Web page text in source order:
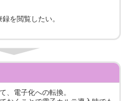
を閲覧したい。
、電子化への転換。